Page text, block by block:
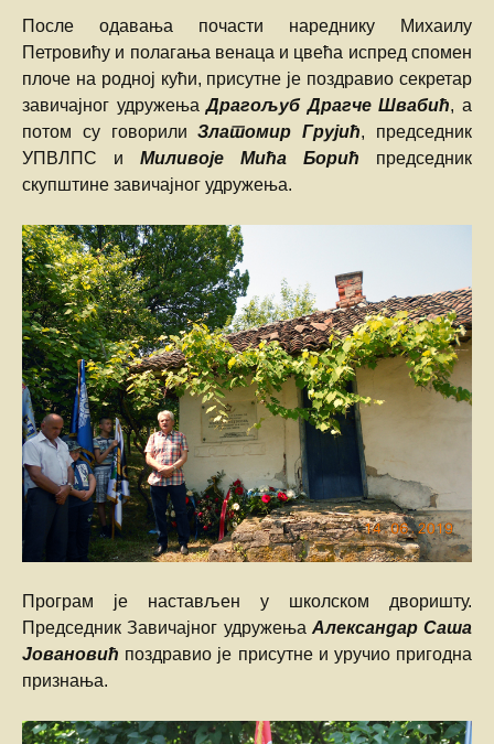
После одавања почасти нареднику Михаилу
Петровићу и полагања венаца и цвећа испред спомен
плоче на родној кући, присутне је поздравио секретар
завичајног удружењаДрагољуб Драгче Швабић, а
потом су говорилиЗлатомир Грујић, председник
УПВЛПС и Миливоје Мића Борић председник
скупштине завичајног удружења.
Програм је настављен у школском дворишту.
Председник Завичајног удружења Александар Саша
Јовановић поздравио је присутне и уручио пригодна
признања.